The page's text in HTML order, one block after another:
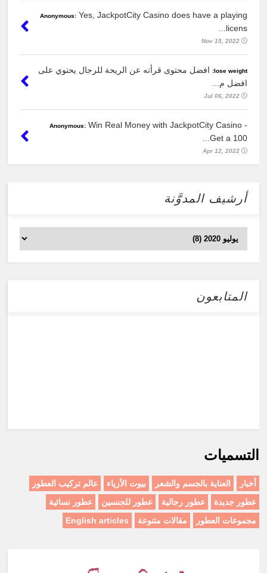
Anonymous: Yes, JackpotCity Casino does have a playing
licens...
Nov 15, 2022
lose weight:
افضل محتوى قرأته عن الريحة للرجال يحتوي على
افضل م...
Jul 06, 2022
Anonymous: Win Real Money with JackpotCity Casino -
Get a 100...
Apr 12, 2022
أرشيف المدوَّنة
المتابعون
التسميات
أخبار العناية بالجسم والشعر بيوت الأزياء
عالم تركيب العطور
عطور جديدة
عطور رجالية عطور للجنسين
عطور نسائية
مجموعات العطور
مقالات متنوعة English articles